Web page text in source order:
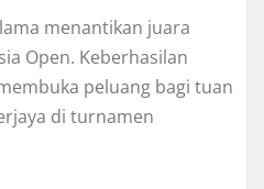
menantikan juara
Open. Keberhasilan
peluang bagi tuan
di turnamen